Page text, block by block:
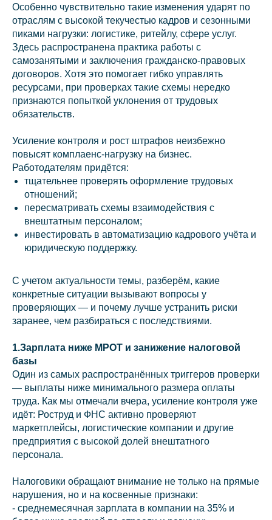
Особенно чувствительно такие изменения ударят по
отраслям с высокой текучестью кадров и сезонными
пиками нагрузки: логистике, ритейлу, сфере услуг.
Здесь распространена практика работы с
самозанятыми и заключения гражданско‑правовых
договоров. Хотя это помогает гибко управлять
ресурсами, при проверках такие схемы нередко
признаются попыткой уклонения от трудовых
обязательств.
Усиление контроля и рост штрафов неизбежно
повысят комплаенс‑нагрузку на бизнес.
Работодателям придётся:
тщательнее проверять оформление трудовых
отношений;
пересматривать схемы взаимодействия с
внештатным персоналом;
инвестировать в автоматизацию кадрового учёта и
юридическую поддержку.
С учетом актуальности темы, разберём, какие
конкретные ситуации вызывают вопросы у
проверяющих — и почему лучше устранить риски
заранее, чем разбираться с последствиями.
1.Зарплата ниже МРОТ и занижение налоговой
базы
Один из самых распространённых триггеров проверки
— выплаты ниже минимального размера оплаты
труда. Как мы отмечали вчера, усиление контроля уже
идёт: Роструд и ФНС активно проверяют
маркетплейсы, логистические компании и другие
предприятия с высокой долей внештатного
персонала.
Налоговики обращают внимание не только на прямые
нарушения, но и на косвенные признаки:
- среднемесячная зарплата в компании на 35% и